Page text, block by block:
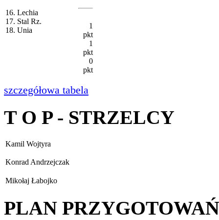
16. Lechia
17. Stal Rz.
18. Unia
1
pkt
1
pkt
0
pkt
szczegółowa tabela
T O P - STRZELCY
Kamil Wojtyra
Konrad Andrzejczak
Mikołaj Łabojko
PLAN PRZYGOTOWAŃ